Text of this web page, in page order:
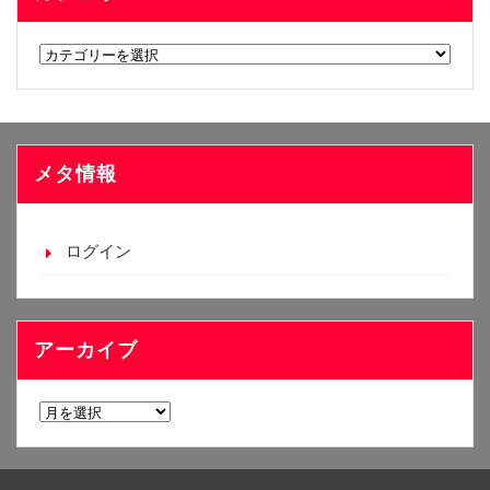
カ
リ
ー
メタ情報
ログイン
アーカイブ
ア